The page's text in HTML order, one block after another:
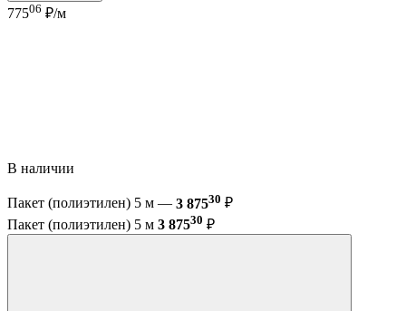
77506 ₽/м
В наличии
Пакет (полиэтилен) 5 м — 3 87530 ₽
Пакет (полиэтилен) 5 м 3 87530 ₽